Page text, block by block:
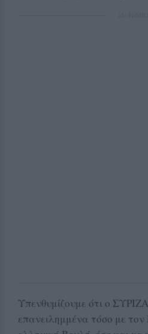
Υπενθυμίζουμε ότι ο
επανειλημμένα τόσο με